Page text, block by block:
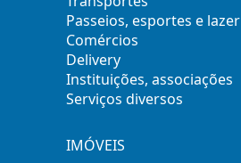
Passeios, esportes e lazer
Comércios
Delivery
Instituições, associações
Serviços diversos
IMÓVEIS